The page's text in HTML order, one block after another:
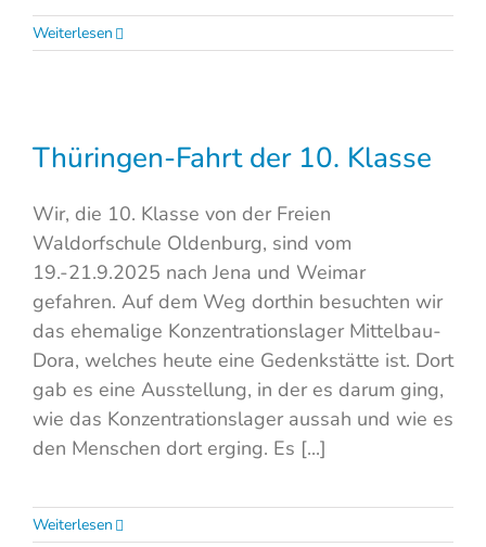
Weiterlesen
Thüringen-Fahrt der 10. Klasse
Wir, die 10. Klasse von der Freien
Waldorfschule Oldenburg, sind vom
19.-21.9.2025 nach Jena und Weimar
gefahren. Auf dem Weg dorthin besuchten wir
das ehemalige Konzentrationslager Mittelbau-
Dora, welches heute eine Gedenkstätte ist. Dort
gab es eine Ausstellung, in der es darum ging,
wie das Konzentrationslager aussah und wie es
den Menschen dort erging. Es [...]
Weiterlesen